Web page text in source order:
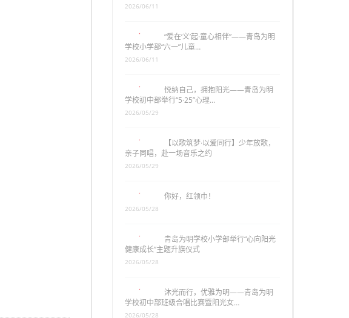
2026/06/11
“爱在‘义’起·童心相伴”——青岛为明
学校小学部“六一”儿童…
2026/06/11
悦纳自己，拥抱阳光——青岛为明
学校初中部举行“5·25”心理…
2026/05/29
【以歌筑梦·以爱同行】少年放歌，
亲子同唱，赴一场音乐之约
2026/05/29
你好，红领巾！
2026/05/28
青岛为明学校小学部举行“心向阳光
健康成长”主题升旗仪式
2026/05/28
沐光而行，优雅为明——青岛为明
学校初中部班级合唱比赛暨阳光女…
2026/05/28